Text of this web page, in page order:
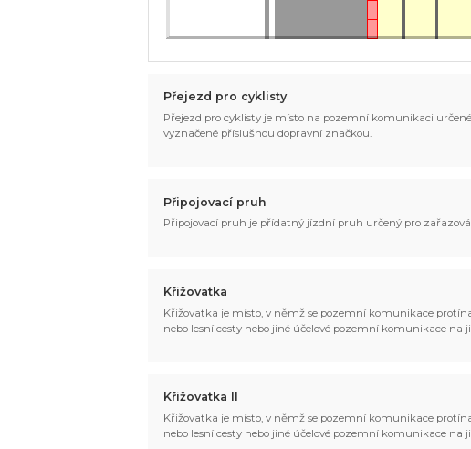
Přejezd pro cyklisty
Přejezd pro cyklisty je místo na pozemní komunikaci
vyznačené příslušnou dopravní značkou.
Připojovací pruh
Připojovací pruh je přídatný jízdní pruh určený pro
Křižovatka
Křižovatka je místo, v němž se pozemní komunikace
nebo lesní cesty nebo jiné účelové pozemní komunikace na
Křižovatka II
Křižovatka je místo, v němž se pozemní komunikace
nebo lesní cesty nebo jiné účelové pozemní komunikace